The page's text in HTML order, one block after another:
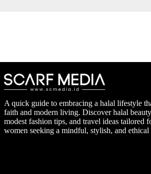
A quick guide to embracing a halal lifestyle
faith and modern living. Discover halal
modest fashion tips, and travel ideas tailored
women seeking a mindful, stylish, and ethical